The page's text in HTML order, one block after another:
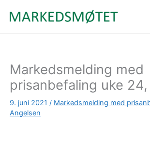
Markedsmelding med
prisanbefaling uke 24,
9. juni 2021 / Markedsmelding med
Angelsen